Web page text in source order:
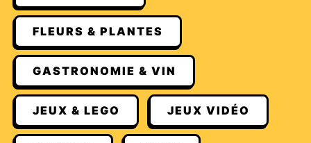
FLEURS & PLANTES
GASTRONOMIE & VIN
JEUX & LEGO JEUX VIDÉO